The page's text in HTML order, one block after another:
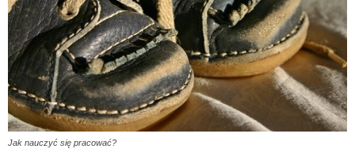
Jak nauczyć się pracować?